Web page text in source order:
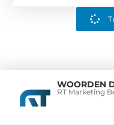
WOORDEN
RT Marketing